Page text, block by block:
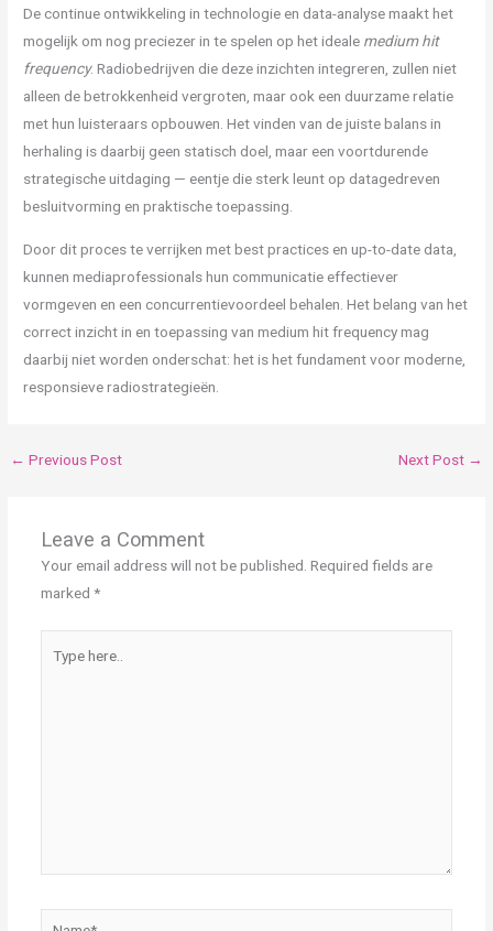
De continue ontwikkeling in technologie en data-analyse maakt het
mogelijk om nog preciezer in te spelen op het ideale medium hit
frequency. Radiobedrijven die deze inzichten integreren, zullen niet
alleen de betrokkenheid vergroten, maar ook een duurzame relatie
met hun luisteraars opbouwen. Het vinden van de juiste balans in
herhaling is daarbij geen statisch doel, maar een voortdurende
strategische uitdaging — eentje die sterk leunt op datagedreven
besluitvorming en praktische toepassing.
Door dit proces te verrijken met best practices en up-to-date data,
kunnen mediaprofessionals hun communicatie effectiever
vormgeven en een concurrentievoordeel behalen. Het belang van het
correct inzicht in en toepassing van medium hit frequency mag
daarbij niet worden onderschat: het is het fundament voor moderne,
responsieve radiostrategieën.
← Previous Post Next Post →
Leave a Comment
Your email address will not be published. Required fields are
marked *
here..